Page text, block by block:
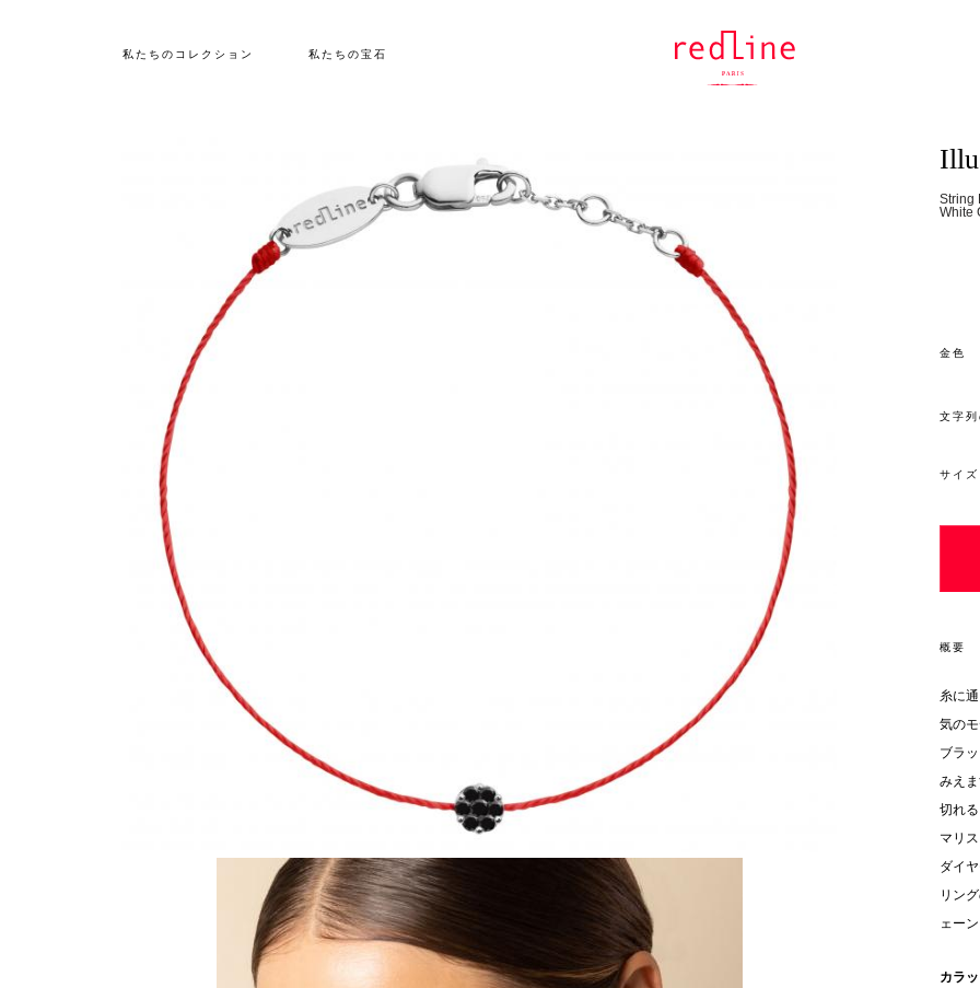
私たちのコレクション 私たちの宝石
String
White
金色
文字列
サイズ
概要
糸に
気の
ブラ
みえ
切れ
マリ
ダイ
リン
ェー
カラッ